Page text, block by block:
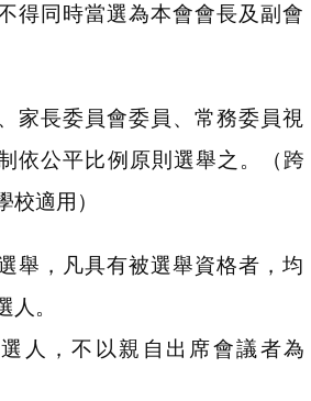
得同時當選為本會會長及副會
家長委員會委員、常務委員視
依公平比例原則選舉之。（跨
校適用）
舉，凡具有被選舉資格者，均
人。
人，不以親自出席會議者為